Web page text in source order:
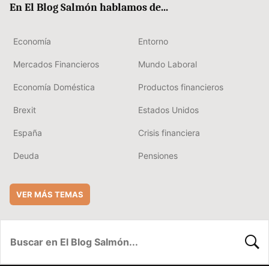
En El Blog Salmón hablamos de...
Economía Entorno
Mercados Financieros Mundo Laboral
Economía Doméstica Productos financieros
Brexit Estados Unidos
España Crisis financiera
Deuda Pensiones
VER MÁS TEMAS